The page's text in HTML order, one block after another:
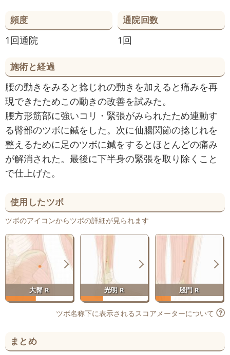
頻度
1回通院
通院回数
1回
施術と経過
腰の動きをみると捻じれの動きを加えると痛みを再
現できたためこの動きの改善を試みた。
腰方形筋部に強いコリ・緊張がみられたため連動す
る臀部のツボに鍼をした。次に仙腸関節の捻じれを
整えるために足のツボに鍼をするとほとんどの痛み
が解消された。最後に下半身の緊張を取り除くこと
で仕上げた。
使用したツボ
ツボのアイコンからツボの詳細が見られます
大臀 R 光明 R 殷門 R
ツボ名称下に表示されるスコアメーターについて
まとめ